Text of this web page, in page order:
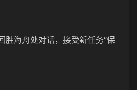
胜海舟处对话，接受新任务“保